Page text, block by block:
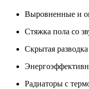
Выровненные и
Стяжка пола со
Скрытая
Радиаторы с